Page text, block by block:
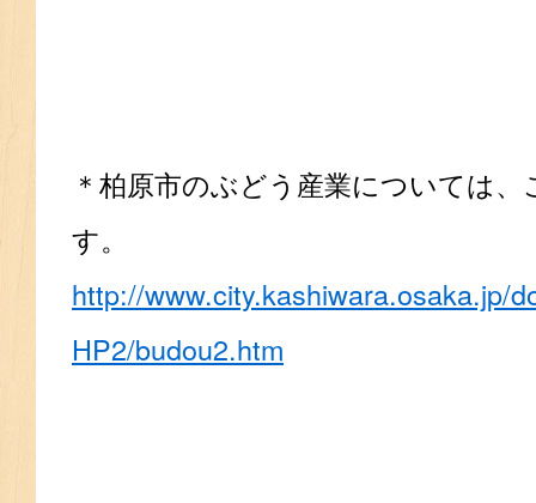
＊柏原市のぶどう産業については
す。
http://www.city.kashiwara.osaka.jp/
HP2/budou2.htm